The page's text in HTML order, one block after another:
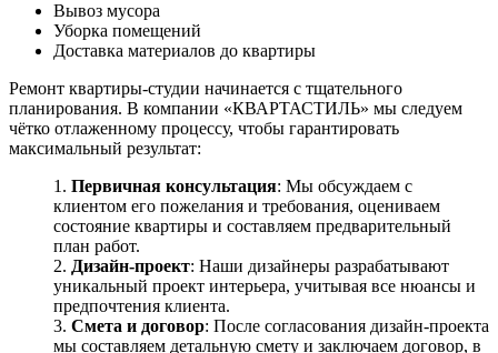
Вывоз мусора
Уборка помещений
Доставка материалов до квартиры
Ремонт квартиры-студии начинается с тщательного
планирования. В компании «КВАРТАСТИЛЬ» мы следуем
чётко отлаженному процессу, чтобы гарантировать
максимальный результат:
Первичная консультация: Мы обсуждаем с
клиентом его пожелания и требования, оцениваем
состояние квартиры и составляем предварительный
план работ.
Дизайн-проект: Наши дизайнеры разрабатывают
уникальный проект интерьера, учитывая все нюансы и
предпочтения клиента.
Смета и договор: После согласования дизайн-проекта
мы составляем детальную смету и заключаем договор, в